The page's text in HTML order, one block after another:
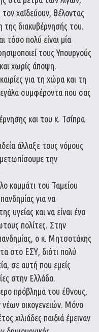
χαϊδεύουν, θέλοντας
της διακυβέρνησής του.
τόσο πολύ είναι μία
τους Υπουργούς
χωρίς άποψη.
για τη χώρα και τη
συμφέροντα που σας
και του κ. Τσίπρα
άλλαξε τους νόμους
την
κομμάτι του Ταμείου
για να
υγείας και να είναι ένα
πολίτες. Στην
ο κ. Μητσοτάκης
στο ΕΣΥ, διότι πολύ
σε αυτή που εμείς
στην Ελλάδα.
πρόβλημα του έθνους,
οικογενειών. Μόνο
χιλιάδες παιδιά έμειναν